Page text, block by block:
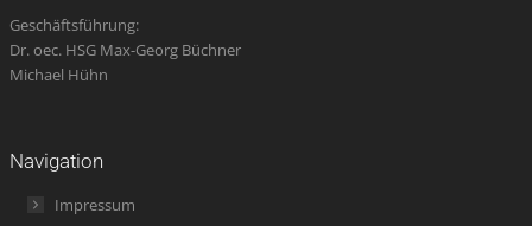
Geschäftsführung:
Dr. oec. HSG Max-Georg Büchner
Michael Hühn
Navigation
Impressum